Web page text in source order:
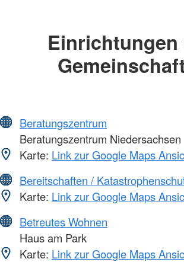
Einrichtungen
Beratungszentrum
Beratungszentrum Niedersachsen
Karte: Link zur Google Maps
Bereitschaften /
Karte: Link zur Google Maps
Betreutes Wohnen
Haus am Park
Karte: Link zur Google Maps